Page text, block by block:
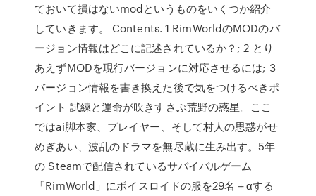
ておいて損はないmodというものをいくつか紹介
していきます。 Contents. 1 RimWorldのMODのバ
ージョン情報はどこに記述されているか？; 2 とり
あえずMODを現行バージョンに対応させるには; 3
バージョン情報を書き換えた後で気をつけるべきポ
イント 試練と運命が吹きすさぶ荒野の惑星。ここ
ではai脚本家、プレイヤー、そして村人の思惑がせ
めぎあい、波乱のドラマを無尽蔵に生み出す。5年
の Steamで配信されているサバイバルゲーム
「RimWorld」にボイスロイドの服を29名＋αする